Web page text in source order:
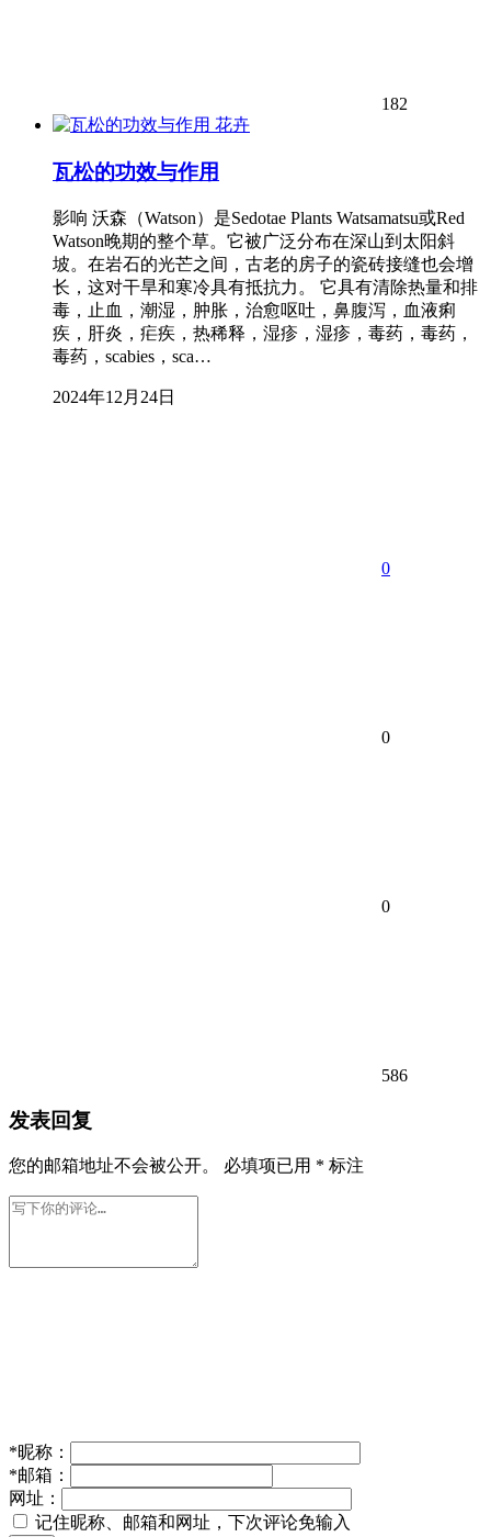
182
花卉
瓦松的功效与作用
影响 沃森（Watson）是Sedotae Plants Watsamatsu或Red
Watson晚期的整个草。它被广泛分布在深山到太阳斜
坡。在岩石的光芒之间，古老的房子的瓷砖接缝也会增
长，这对干旱和寒冷具有抵抗力。 它具有清除热量和排
毒，止血，潮湿，肿胀，治愈呕吐，鼻腹泻，血液痢
疾，肝炎，疟疾，热稀释，湿疹，湿疹，毒药，毒药，
毒药，scabies，sca…
2024年12月24日
0
0
0
586
发表回复
您的邮箱地址不会被公开。 必填项已用 * 标注
*昵称：
*邮箱：
网址：
记住昵称、邮箱和网址，下次评论免输入